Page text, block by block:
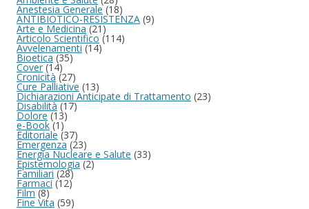
Anestesia Generale(18)
ANTIBIOTICO-RESISTENZA (9)
Arte e Medicina(21)
Articolo Scientifico (114)
Avvelenamenti(14)
Bioetica(35)
Cover(14)
Cronicità (27)
Cure Palliative (13)
Dichiarazioni Anticipate di Trattamento (23)
Disabilità(17)
Dolore(13)
e-Book(1)
Editoriale (37)
Emergenza (23)
Energia Nucleare e Salute (33)
Epistemologia(2)
Familiari(28)
Farmaci(12)
Film(8)
Fine Vita (59)